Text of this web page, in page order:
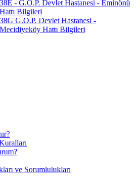
38E - G.O.P. Devlet Hastanesi - Eminönü
Hattı Bilgileri
38G G.O.P. Devlet Hastanesi -
Mecidiyeköy Hattı Bilgileri
ve Sorumlulukları